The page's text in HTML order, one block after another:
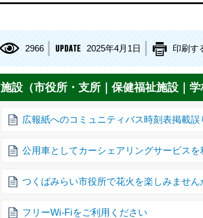
2966 2025年4月1日 印刷す
施設（市役所・支所｜保健福祉施設｜学
広報紙へのコミュニティバス時刻表掲載誤
公用車としてカーシェアリングサービスを
つくばみらい市役所で花火を楽しみません
フリーWi-Fiをご利用ください